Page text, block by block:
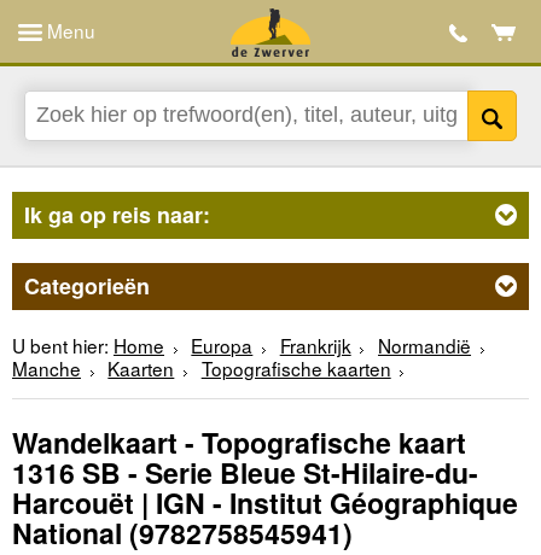
Menu
Ik ga op reis naar:
Categorieën
U bent hier: Home Europa Frankrijk
Normandië
Manche
Kaarten Topografische kaarten
Wandelkaart - Topografische kaart
1316 SB - Serie Bleue St-Hilaire-du-
Harcouët | IGN - Institut Géographique
National (9782758545941)